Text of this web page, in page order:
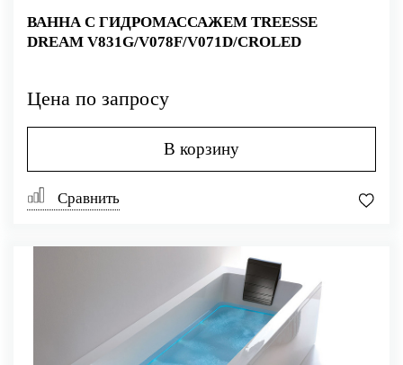
ВАННА С ГИДРОМАССАЖЕМ TREESSE
DREAM V831G/V078F/V071D/CROLED
Цена по запросу
В корзину
Сравнить